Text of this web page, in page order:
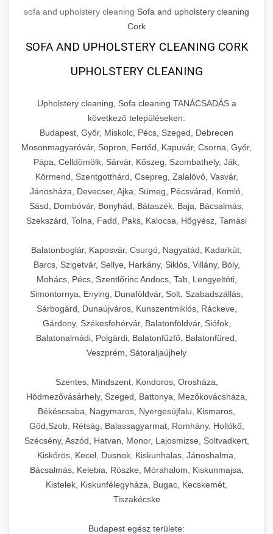
sofa and upholstery cleaning Sofa and upholstery cleaning
Cork
SOFA AND UPHOLSTERY CLEANING CORK
UPHOLSTERY CLEANING
Upholstery cleaning, Sofa cleaning TANÁCSADÁS a
következő településeken:
Budapest, Győr, Miskolc, Pécs, Szeged, Debrecen
Mosonmagyaróvár, Sopron, Fertőd, Kapuvár, Csorna, Győr,
Pápa, Celldömölk, Sárvár, Kőszeg, Szombathely, Ják,
Körmend, Szentgotthárd, Csepreg, Zalalövő, Vasvár,
Jánosháza, Devecser, Ajka, Sümeg, Pécsvárad, Komló,
Sásd, Dombóvár, Bonyhád, Bátaszék, Baja, Bácsalmás,
Szekszárd, Tolna, Fadd, Paks, Kalocsa, Hőgyész, Tamási
Balatonboglár, Kaposvár, Csurgó, Nagyatád, Kadarkút,
Barcs, Szigetvár, Sellye, Harkány, Siklós, Villány, Bóly,
Mohács, Pécs, Szentlőrinc Andocs, Tab, Lengyeltóti,
Simontornya, Enying, Dunaföldvár, Solt, Szabadszállás,
Sárbogárd, Dunaújváros, Kunszentmiklós, Ráckeve,
Gárdony, Székesfehérvár, Balatonföldvár, Siófok,
Balatonalmádi, Polgárdi, Balatonfűzfő, Balatonfüred,
Veszprém, Sátoraljaújhely
Szentes, Mindszent, Kondoros, Orosháza,
Hódmezővásárhely, Szeged, Battonya, Mezőkovácsháza,
Békéscsaba, Nagymaros, Nyergesújfalu, Kismaros,
Göd,Szob, Rétság, Balassagyarmat, Romhány, Hollókő,
Szécsény, Aszód, Hatvan, Monor, Lajosmizse, Soltvadkert,
Kiskőrös, Kecel, Dusnok, Kiskunhalas, Jánoshalma,
Bácsalmás, Kelebia, Röszke, Mórahalom, Kiskunmajsa,
Kistelek, Kiskunfélegyháza, Bugac, Kecskemét,
Tiszakécske
Budapest egész területe: